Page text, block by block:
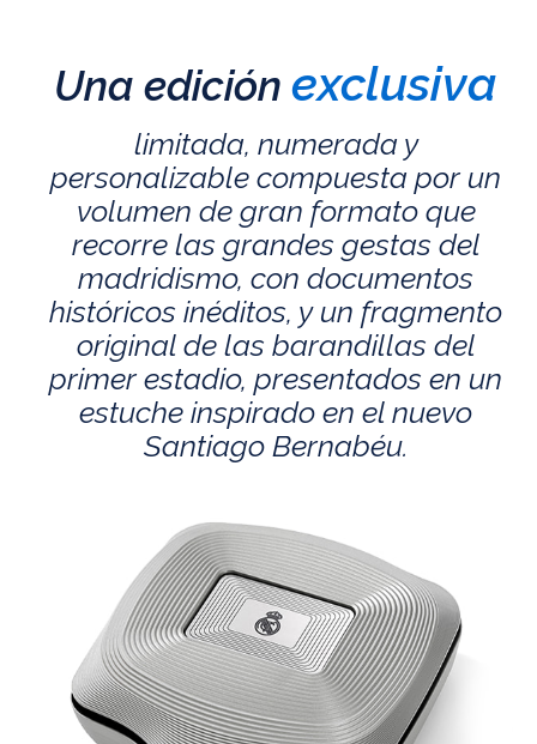
Una edición exclusiva
limitada, numerada y
personalizable compuesta por un
volumen de gran formato que
recorre las grandes gestas del
madridismo, con documentos
históricos inéditos, y un fragmento
original de las barandillas del
primer estadio, presentados en un
estuche inspirado en el nuevo
Santiago Bernabéu.